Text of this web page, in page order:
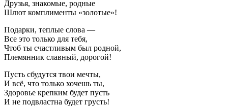
Друзья, знакомые, родные
Шлют комплименты «золотые»!
Подарки, теплые слова —
Все это только для тебя,
Чтоб ты счастливым был родной,
Племянник славный, дорогой!
Пусть сбудутся твои мечты,
И всё, что только хочешь ты,
Здоровье крепким будет пусть
И не подвластна будет грусть!